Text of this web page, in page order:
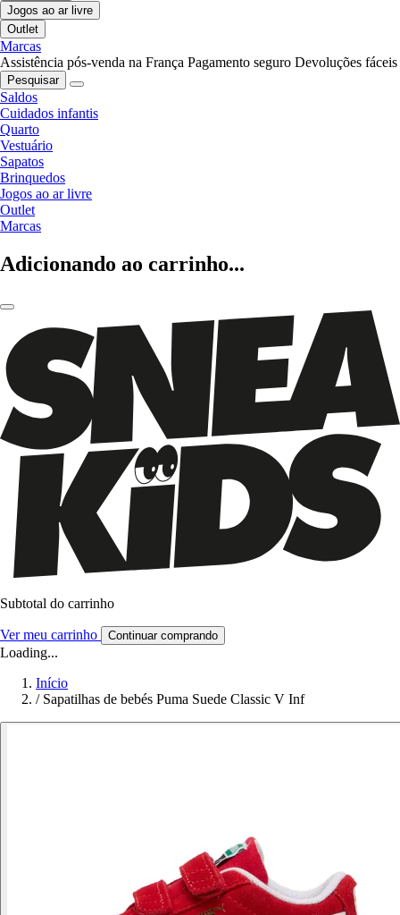
Jogos ao ar livre
Outlet
Marcas
Assistência pós-venda na França Pagamento seguro Devoluções fáceis
Pesquisar
Saldos
Cuidados infantis
Quarto
Vestuário
Sapatos
Brinquedos
Jogos ao ar livre
Outlet
Marcas
Adicionando ao carrinho...
Subtotal do carrinho
Ver meu carrinho Continuar comprando
Loading...
Início
/ Sapatilhas de bebés Puma Suede Classic V Inf